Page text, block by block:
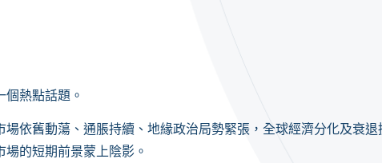
熱點話題。
依舊動蕩、通脹持續、地緣政治局勢緊張，全球經濟分化及衰退
的短期前景蒙上陰影。